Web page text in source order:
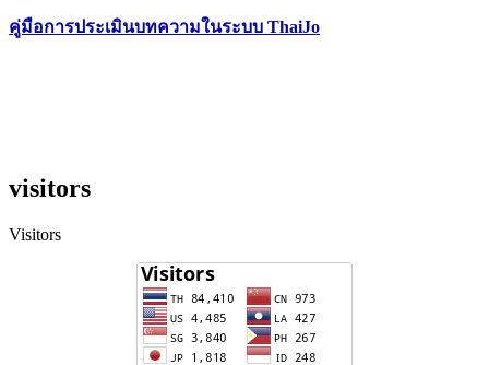
คู่มือการประเมินบทความในระบบ ThaiJo
visitors
Visitors